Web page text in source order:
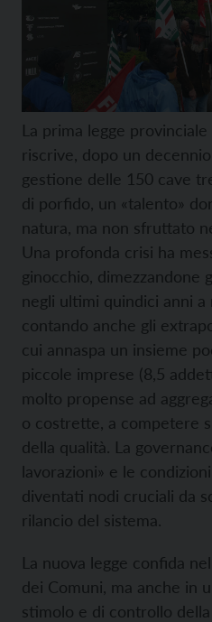
La prima legge
riscrive, dopo un
gestione delle 150 cave
di porfido, un «talento»
natura, ma non sfruttato
Una profonda crisi ha
ginocchio, dimezzandone
negli ultimi quindici anni
contando anche gli
cui annaspa un insieme
piccole imprese (8,5
molto propense ad
o costrette, a competere
della qualità. La
lavorazioni» e le
diventati nodi cruciali da
rilancio del sistema.
La nuova legge confida
dei Comuni, ma anche in
stimolo e di controllo